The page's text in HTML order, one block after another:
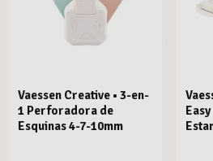
Vaessen Creative • 3-en-
1 Perforadora de
Esquinas 4-7-10mm